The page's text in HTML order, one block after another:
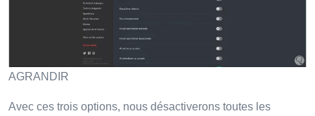
AGRANDIR
Avec ces trois options, nous désactiverons toutes les